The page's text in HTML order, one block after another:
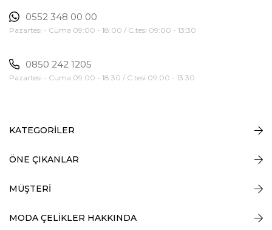
0552 348 00 00
Pazartesi - Cuma 09:00 - 18:00 / C.tesi 09:00 - 13:30
0850 242 1205
Pazartesi - Cuma 09:00 - 18:30 / C.tesi 09:00 - 13:30
KATEGORİLER
ÖNE ÇIKANLAR
MÜŞTERİ
MODA ÇELİKLER HAKKINDA